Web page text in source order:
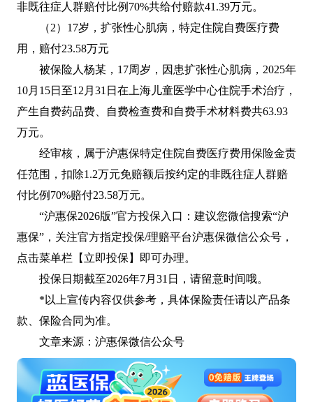
非既往症人群赔付比例70%共给付赔款41.39万元。
（2）17岁，扩张性心肌病，特定住院自费医疗费
用，赔付23.58万元
被保险人杨某，17周岁，因患扩张性心肌病，2025年
10月15日至12月31日在上海儿童医学中心住院手术治疗，
产生自费药品费、自费检查费和自费手术材料费共63.93
万元。
经审核，属于沪惠保特定住院自费医疗费用保险金责
任范围，扣除1.2万元免赔额后按约定的非既往症人群赔
付比例70%赔付23.58万元。
“沪惠保2026版”官方投保入口：建议您微信搜索“沪
惠保”，关注官方指定投保/理赔平台沪惠保微信公众号，
点击菜单栏【立即投保】即可办理。
投保日期截至2026年7月31日，请留意时间哦。
*以上宣传内容仅供参考，具体保险责任请以产品条
款、保险合同为准。
文章来源：沪惠保微信公众号